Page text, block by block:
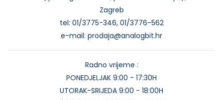
Zagreb
tel: 01/3775-346, 01/3776-562
e-mail: prodaja@analogbit.hr
Radno vrijeme :
PONEDJELJAK 9:00 - 17:30H
UTORAK-SRIJEDA 9:00 - 18:00H